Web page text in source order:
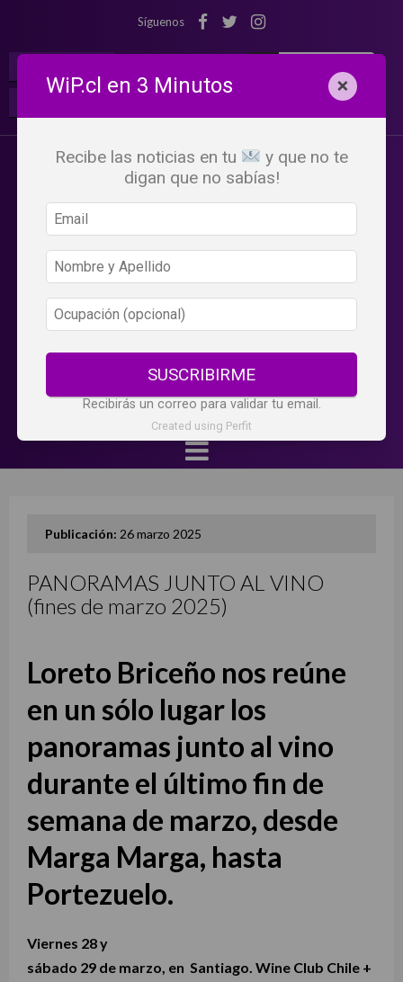
Síguenos
Publicación: 26 marzo 2025
PANORAMAS JUNTO AL VINO
(fines de marzo 2025)
Loreto Briceño nos reúne
en un sólo lugar los
panoramas junto al vino
durante el último fin de
semana de marzo, desde
Marga Marga, hasta
Portezuelo.
Viernes 28 y
sábado 29 de marzo, en Santiago. Wine Club Chile +
WiP.cl en 3 Minutos ×
Recibe las noticias en tu
y que no te
digan que no sabías!
SUSCRIBIRME
Recibirás un correo para validar tu email.
Created using Perfit